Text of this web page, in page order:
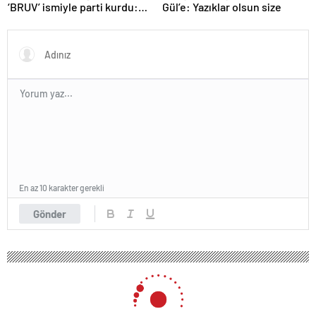
‘BRUV’ ismiyle parti kurdu:
propagandasını
yasaklayacağız’
Gül’e: Yazıklar olsun size
Gönder
En az 10 karakter gerekli